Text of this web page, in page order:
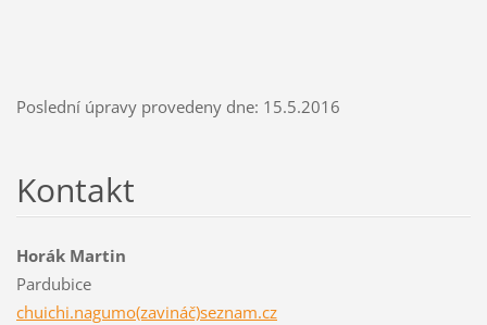
Poslední úpravy provedeny dne: 15.5.2016
Kontakt
Horák Martin
Pardubice
chuichi.nagumo(zavináč)seznam.cz